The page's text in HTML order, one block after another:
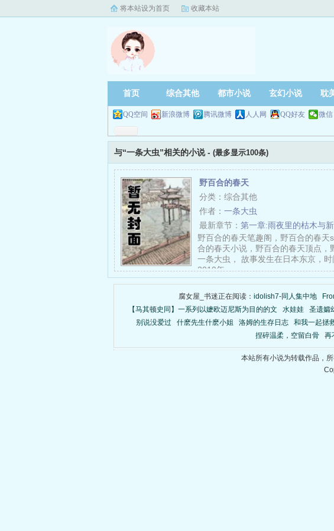
将本站设为首页 收藏本站
首页 综合其他 都市小说 玄幻小说 耽
QQ空间 新浪微博 腾讯微博 人人网 QQ好友 微信
与“一条大虫”相关的小说 - (最多显示100条)
野百合的春天
分类：综合其他
作者： 一条大虫
最新章节： 第一章:雨夜里的枯木与
野百合的春天笔趣阁，野百合的春天
合的春天小说，野百合的春天顶点，
一条大虫， 故事发生在日本东京，时
2010年……
腐女屋_书迷正在阅读： idolish7-同人集中地
【马其顿史同】一系列以嬷欧迈尼斯为目的的文
水娃娃 圣遗孀
别说没爱过
什麽先生什麽小姐 洛姆的生存日志 和我一起拯
捏碎温柔，空留白骨
再
本站所有小说为转载作品，